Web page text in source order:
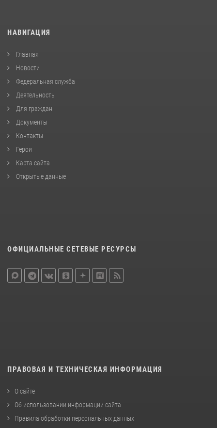
НАВИГАЦИЯ
Главная
Новости
Федеральная служба
Деятельность
Для граждан
Документы
Контакты
Герои
Карта сайта
Открытые данные
ОФИЦИАЛЬНЫЕ СЕТЕВЫЕ РЕСУРСЫ
ПРАВОВАЯ И ТЕХНИЧЕСКАЯ ИНФОРМАЦИЯ
О сайте
Об использовании информации сайта
Правила обработки персональных данных